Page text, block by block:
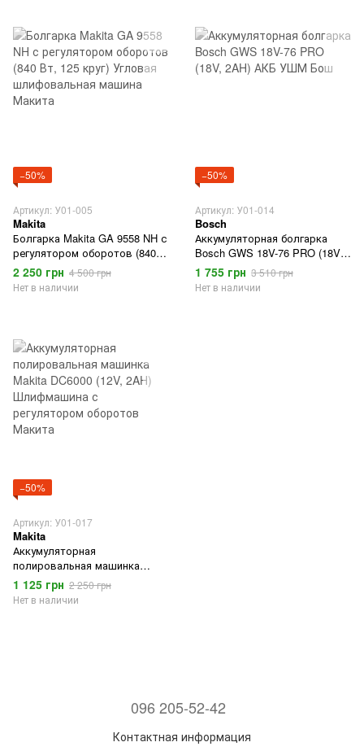
−50%
Артикул: У01-005
Makita
Болгарка Makita GA 9558 NH с
регулятором оборотов (840
Вт, 125 круг) Угловая
шлифовальная машина
Макита
2 250 грн 4 500 грн
Нет в наличии
−50%
Артикул: У01-014
Bosch
Аккумуляторная болгарка
Bosch GWS 18V-76 PRO (18V,
2AH) АКБ УШМ Бош
1 755 грн 3 510 грн
Нет в наличии
−50%
Артикул: У01-017
Makita
Аккумуляторная
полировальная машинка
Makita DC6000 (12V, 2AH)
Шлифмашина с регулятором
оборотов Макита
1 125 грн 2 250 грн
Нет в наличии
096 205-52-42
Контактная информация